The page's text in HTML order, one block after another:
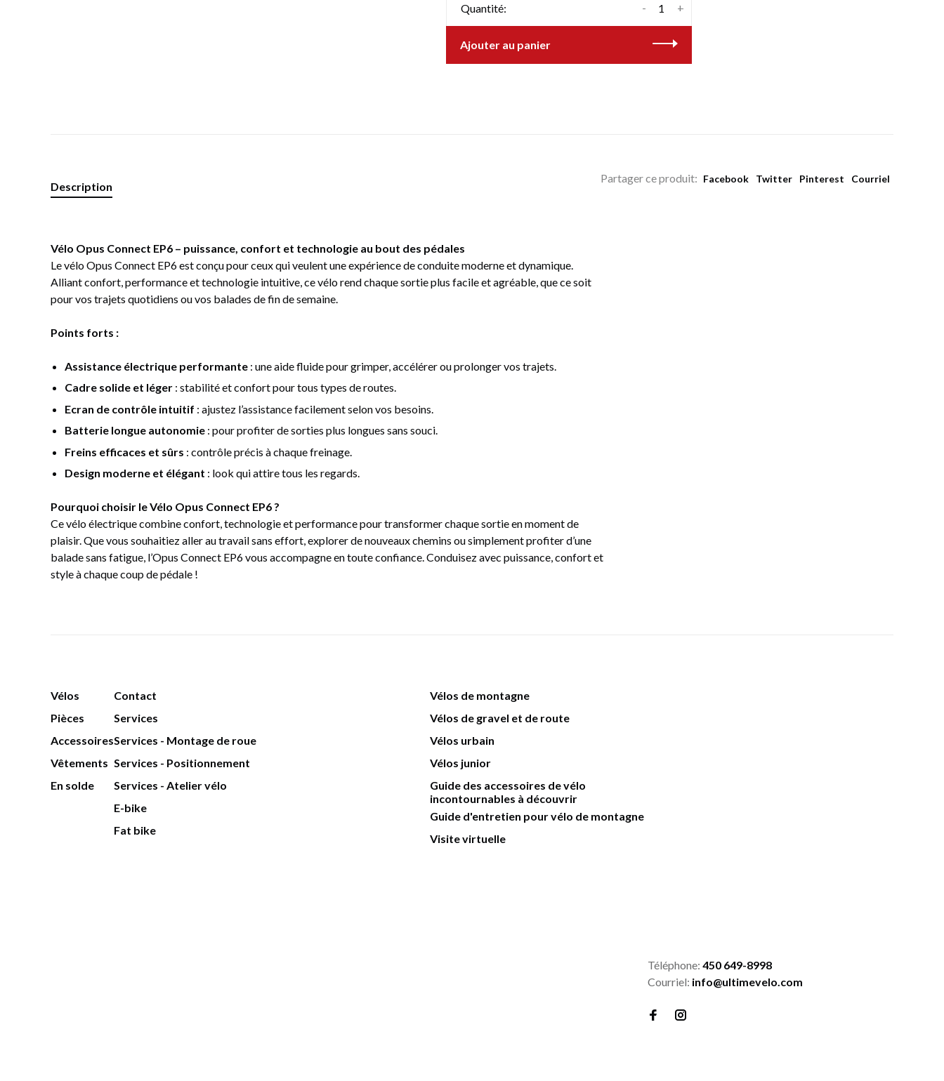
Quantité: +
-
Ajouter au panier
Partager ce produit: Facebook Twitter Pinterest Courriel
Description
Vélo Opus Connect EP6 – puissance, confort et technologie au bout des pédales
Le vélo Opus Connect EP6 est conçu pour ceux qui veulent une expérience de conduite moderne et dynamique.
Alliant confort, performance et technologie intuitive, ce vélo rend chaque sortie plus facile et agréable, que ce soit
pour vos trajets quotidiens ou vos balades de fin de semaine.
Points forts :
Assistance électrique performante : une aide fluide pour grimper, accélérer ou prolonger vos trajets.
Cadre solide et léger : stabilité et confort pour tous types de routes.
Ecran de contrôle intuitif : ajustez l’assistance facilement selon vos besoins.
Batterie longue autonomie : pour profiter de sorties plus longues sans souci.
Freins efficaces et sûrs : contrôle précis à chaque freinage.
Design moderne et élégant : look qui attire tous les regards.
Pourquoi choisir le Vélo Opus Connect EP6 ?
Ce vélo électrique combine confort, technologie et performance pour transformer chaque sortie en moment de
plaisir. Que vous souhaitiez aller au travail sans effort, explorer de nouveaux chemins ou simplement profiter d’une
balade sans fatigue, l’Opus Connect EP6 vous accompagne en toute confiance. Conduisez avec puissance, confort et
style à chaque coup de pédale !
Vélos
Pièces
Accessoires
Vêtements
En solde
Contact
Services
Services - Montage de roue
Services - Positionnement
Services - Atelier vélo
E-bike
Fat bike
Vélos de montagne
Vélos de gravel et de route
Vélos urbain
Vélos junior
Guide des accessoires de vélo
incontournables à découvrir
Guide d'entretien pour vélo de montagne
Visite virtuelle
Téléphone: 450 649-8998
Courriel: info@ultimevelo.com